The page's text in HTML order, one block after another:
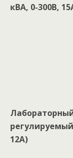
кBA, 0-300В,
регулируемый
12А)